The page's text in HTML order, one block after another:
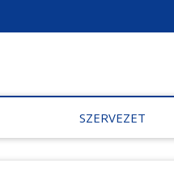
SZERVEZET